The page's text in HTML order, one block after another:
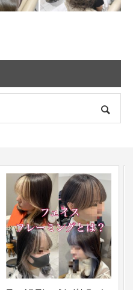
【超グレー】ブリーチなしでマ
ットグレーカラーに染め...